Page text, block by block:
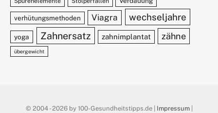
verhütungsmethoden Viagra wechseljahre
yoga Zahnersatz zahnimplantat zähne
übergewicht
© 2004 - 2026 by 100-Gesundheitstipps.de | Impressum|